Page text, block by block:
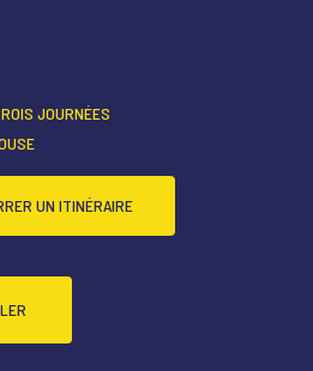
JOURNÉES
UN ITINÉRAIRE
RÉSERVATION
ACTUALITÉS